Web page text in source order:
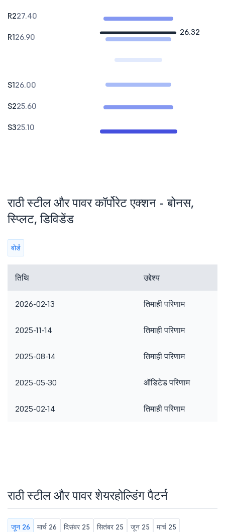
26.32
R227.40
R126.90
S126.00
S225.60
S325.10
राठी स्टील और पावर कॉर्पोरेट एक्शन - बोनस,
स्प्लिट, डिविडेंड
बोर्ड
तिथि उद्देश्य
2026-02-13 तिमाही परिणाम
2025-11-14 तिमाही परिणाम
2025-08-14 तिमाही परिणाम
2025-05-30 ऑडिटेड परिणाम
2025-02-14 तिमाही परिणाम
राठी स्टील और पावर शेयरहोल्डिंग पैटर्न
जून 26 मार्च 26 दिसंबर 25 सितंबर 25 जून 25 मार्च 25